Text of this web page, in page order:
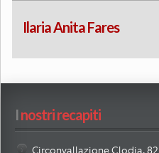
Ilaria Anita Fares
I nostri recapiti
Circonvallazione Clodia, 82